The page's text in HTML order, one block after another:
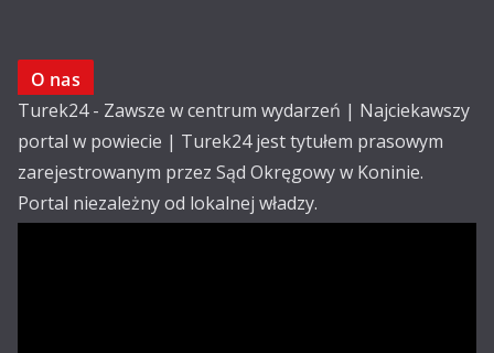
O nas
Turek24 - Zawsze w centrum wydarzeń | Najciekawszy
portal w powiecie | Turek24 jest tytułem prasowym
zarejestrowanym przez Sąd Okręgowy w Koninie.
Portal niezależny od lokalnej władzy.